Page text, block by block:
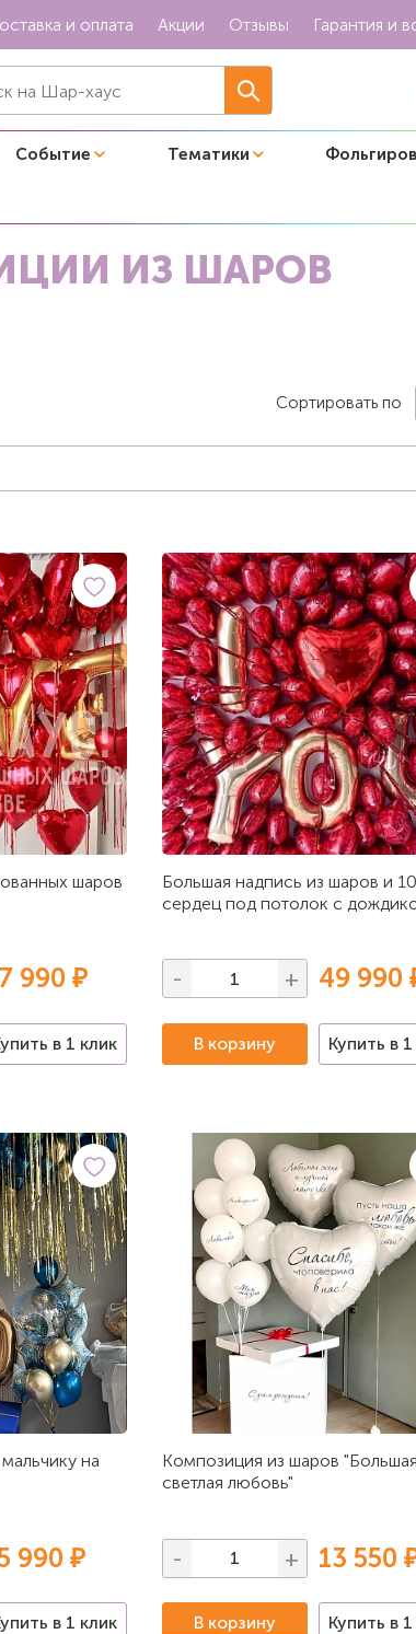
и оплата Акции Отзывы Гарантия и
Событие Тематики
ИЗ ШАРОВ
Сортировать по
шаров
990 ₽
в 1 клик
Большая надпись из шаров и
сердец под потолок с
- + 49 990
В корзину Купить в
на
990 ₽
в 1 клик
Композиция из шаров
светлая любовь"
- + 13 550
В корзину Купить в